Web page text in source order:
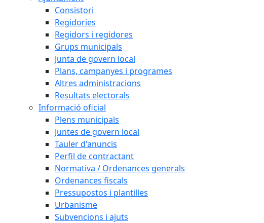
Consistori
Regidories
Regidors i regidores
Grups municipals
Junta de govern local
Plans, campanyes i programes
Altres administracions
Resultats electorals
Informació oficial
Plens municipals
Juntes de govern local
Tauler d'anuncis
Perfil de contractant
Normativa / Ordenances generals
Ordenances fiscals
Pressupostos i plantilles
Urbanisme
Subvencions i ajuts